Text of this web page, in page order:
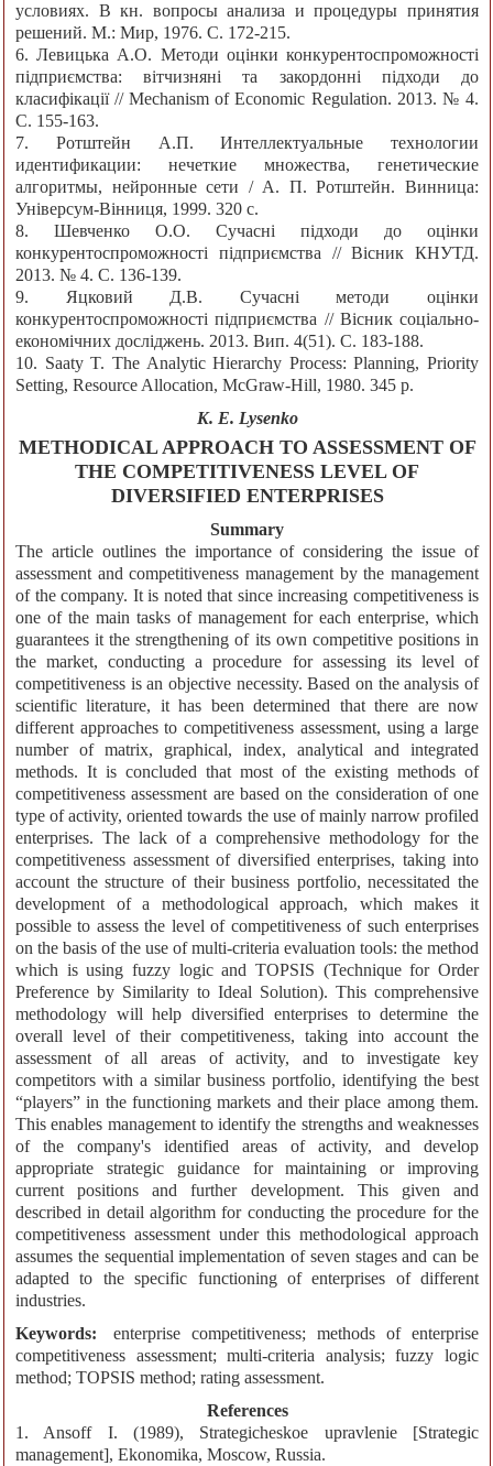
условиях. В кн. вопросы анализа и процедуры принятия
решений. М.: Мир, 1976. С. 172-215.
6. Левицька А.О. Методи оцінки конкурентоспроможності
підприємства: вітчизняні та закордонні підходи до
класифікації // Mechanism of Economic Regulation. 2013. № 4.
С. 155-163.
7. Ротштейн А.П. Интеллектуальные технологии
идентификации: нечеткие множества, генетические
алгоритмы, нейронные сети / А. П. Ротштейн. Винница:
Універсум-Вінниця, 1999. 320 с.
8. Шевченко О.О. Сучасні підходи до оцінки
конкурентоспроможності підприємства // Вісник КНУТД.
2013. № 4. С. 136-139.
9. Яцковий Д.В. Сучасні методи оцінки
конкурентоспроможності підприємства // Вісник соціально-
економічних досліджень. 2013. Вип. 4(51). С. 183-188.
10. Saaty T. The Analytic Hierarchy Process: Planning, Priority
Setting, Resource Allocation, McGraw-Hill, 1980. 345 p.
K. E. Lysenko
METHODICAL APPROACH TO ASSESSMENT OF
THE COMPETITIVENESS LEVEL OF
DIVERSIFIED ENTERPRISES
Summary
The article outlines the importance of considering the issue of
assessment and competitiveness management by the management
of the company. It is noted that since increasing competitiveness is
one of the main tasks of management for each enterprise, which
guarantees it the strengthening of its own competitive positions in
the market, conducting a procedure for assessing its level of
competitiveness is an objective necessity. Based on the analysis of
scientific literature, it has been determined that there are now
different approaches to competitiveness assessment, using a large
number of matrix, graphical, index, analytical and integrated
methods. It is concluded that most of the existing methods of
competitiveness assessment are based on the consideration of one
type of activity, oriented towards the use of mainly narrow profiled
enterprises. The lack of a comprehensive methodology for the
competitiveness assessment of diversified enterprises, taking into
account the structure of their business portfolio, necessitated the
development of a methodological approach, which makes it
possible to assess the level of competitiveness of such enterprises
on the basis of the use of multi-criteria evaluation tools: the method
which is using fuzzy logic and TOPSIS (Technique for Order
Preference by Similarity to Ideal Solution). This comprehensive
methodology will help diversified enterprises to determine the
overall level of their competitiveness, taking into account the
assessment of all areas of activity, and to investigate key
competitors with a similar business portfolio, identifying the best
“players” in the functioning markets and their place among them.
This enables management to identify the strengths and weaknesses
of the company's identified areas of activity, and develop
appropriate strategic guidance for maintaining or improving
current positions and further development. This given and
described in detail algorithm for conducting the procedure for the
competitiveness assessment under this methodological approach
assumes the sequential implementation of seven stages and can be
adapted to the specific functioning of enterprises of different
industries.
Keywords:
enterprise competitiveness; methods of enterprise
competitiveness assessment; multi-criteria analysis; fuzzy logic
method; TOPSIS method; rating assessment.
References
1. Ansoff I. (1989), Strategicheskoe upravlenie [Strategic
management], Ekonomika, Moscow, Russia.